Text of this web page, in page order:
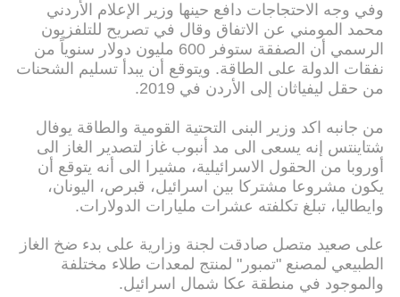
وفي وجه الاحتجاجات دافع حينها وزير الإعلام الأردني
محمد المومني عن الاتفاق وقال في تصريح للتلفزيون
الرسمي أن الصفقة ستوفر 600 مليون دولار سنوياً من
نفقات الدولة على الطاقة. ويتوقع أن يبدأ تسليم الشحنات
من حقل ليفياثان إلى الأردن في 2019.
من جانبه اكد وزير البنى التحتية القومية والطاقة يوفال
شتاينتس إنه يسعى الى مد أنبوب غاز لتصدير الغاز الى
أوروبا من الحقول الاسرائيلية، مشيرا الى أنه يتوقع أن
يكون مشروعا مشتركا بين اسرائيل، قبرص، اليونان،
وايطاليا، تبلغ تكلفته عشرات مليارات الدولارات.
على صعيد متصل صادقت لجنة وزارية على بدء ضخ الغاز
الطبيعي لمصنع "تمبور" لمنتج لمعدات طلاء مختلفة
والموجود في منطقة عكا شمال اسرائيل.